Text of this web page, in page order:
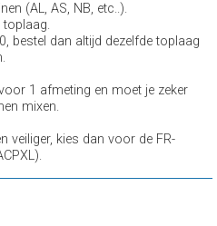
(AL, AS, NB, etc..).
toplaag.
bestel dan altijd dezelfde toplaag
1 afmeting en moet je zeker
mixen.
veiliger, kies dan voor de FR-